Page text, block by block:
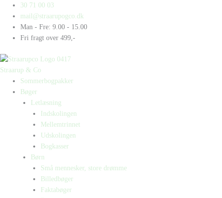
indholdet
30 71 00 03
mail@straarupogco.dk
Man - Fre: 9.00 - 15.00
Fri fragt over 499,-
Straarup & Co
Sommerbogpakker
Bøger
Letlæsning
Indskolingen
Mellemtrinnet
Udskolingen
Bogkasser
Børn
Små mennesker, store drømme
Billedbøger
Faktabøger
Products
search
Products
search